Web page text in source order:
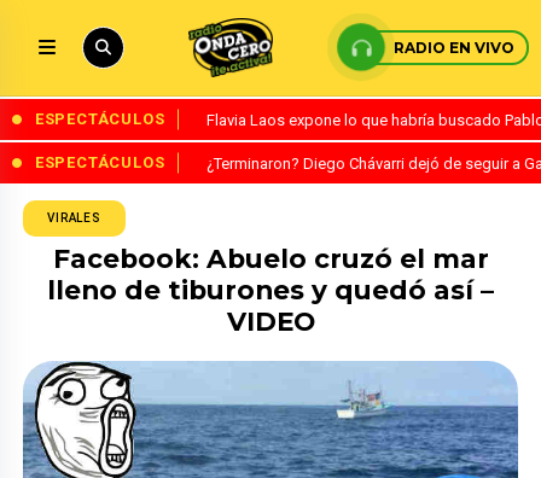
RADIO EN VIVO
ESPECTÁCULOS Flavia Laos expone lo que habría buscado
ESPECTÁCULOS ¿Terminaron? Diego Chávarri dejó de seguir a
VIRALES
Facebook: Abuelo cruzó el mar
lleno de tiburones y quedó así –
VIDEO